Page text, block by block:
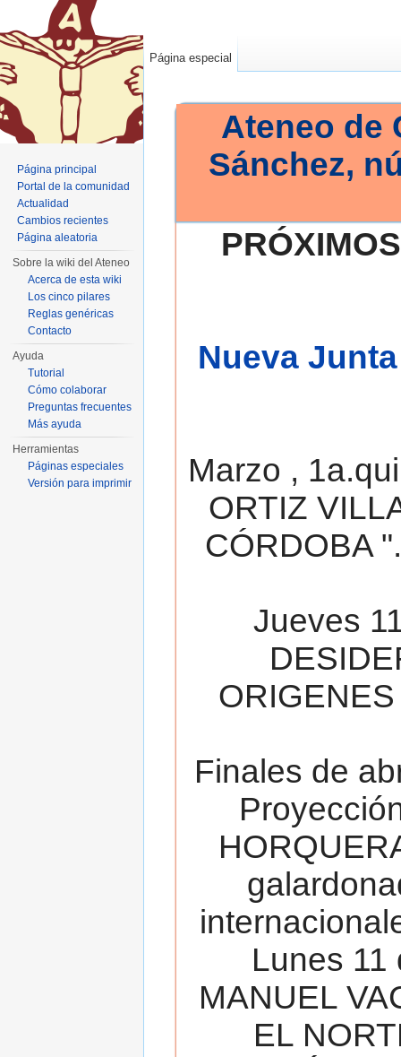
Ateneo de
Sánchez,
Nueva
Marzo ,
ORTIZ
CÓRDOBA
Jueves
Finales de
Lunes 11
MANUEL
EL
Página especial
Página principal
Portal de la comunidad
Actualidad
Cambios recientes
Página aleatoria
Sobre la wiki del Ateneo
Acerca de esta wiki
Los cinco pilares
Reglas genéricas
Contacto
Ayuda
Tutorial
Cómo colaborar
Preguntas frecuentes
Más ayuda
Herramientas
Páginas especiales
Versión para imprimir